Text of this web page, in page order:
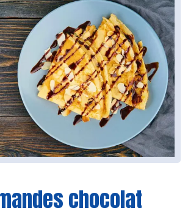
chocolat